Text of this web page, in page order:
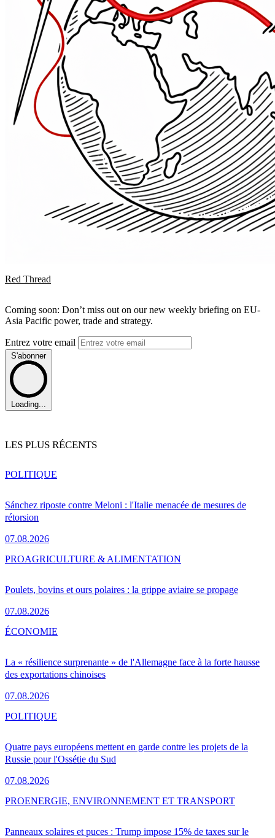
Red Thread
Coming soon: Don’t miss out on our new weekly briefing on EU-
Asia Pacific power, trade and strategy.
Entrez votre email
S'abonner
Loading...
LES PLUS RÉCENTS
Sánchez riposte contre Meloni : l'Italie menacée de mesures de
rétorsion
07.08.2026
POLITIQUE
Poulets, bovins et ours polaires : la grippe aviaire se propage
07.08.2026
PROAGRICULTURE & ALIMENTATION
La « résilience surprenante » de l'Allemagne face à la forte hausse
des exportations chinoises
07.08.2026
ÉCONOMIE
Quatre pays européens mettent en garde contre les projets de la
Russie pour l'Ossétie du Sud
07.08.2026
POLITIQUE
Panneaux solaires et puces : Trump impose 15% de taxes sur le
PROENERGIE, ENVIRONNEMENT ET TRANSPORT